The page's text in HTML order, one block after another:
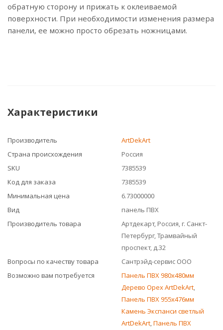
обратную сторону и прижать к оклеиваемой
поверхности. При необходимости изменения размера
панели, ее можно просто обрезать ножницами.
Характеристики
Производитель
ArtDekArt
Страна происхождения
Россия
SKU
7385539
Код для заказа
7385539
Минимальная цена
6.73000000
Вид
панель ПВХ
Производитель товара
Артдекарт, Россия, г. Санкт-
Петербург, Трамвайный
проспект, д.32
Вопросы по качеству товара
Сантрэйд-сервис ООО
Возможно вам потребуется
Панель ПВХ 980х480мм
Дерево Орех ArtDekArt,
Панель ПВХ 955х476мм
Камень Экспанси светлый
ArtDekArt,Панель ПВХ